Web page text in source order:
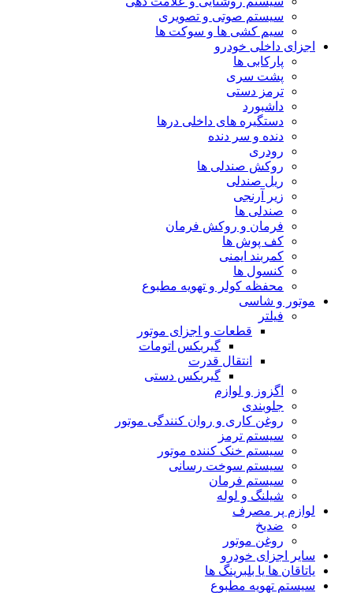
سیستم صوتی و تصویری
سیم کشی ها و سوکت ها
اجزای داخلی خودرو
پارکابی ها
پشت سری
ترمز دستی
داشبورد
دستگیره های داخلی درها
دنده و سر دنده
رودری
روکش صندلی ها
ریل صندلی
زیر آرنجی
صندلی ها
فرمان و روکش فرمان
کف پوش ها
کمربند ایمنی
کنسول ها
محفظه کولر و تهویه مطبوع
موتور و شاسی
فیلتر
قطعات و اجزای موتور
گیربکس اتومات
انتقال قدرت
گیربکس دستی
اگزوز و لوازم
جلوبندی
روغن کاری و روان کنندگی موتور
سیستم ترمز
سیستم خنک کننده موتور
سیستم سوخت رسانی
سیستم فرمان
شیلنگ و لوله
لوازم پر مصرف
ضدیخ
روغن موتور
سایر اجزای خودرو
یاتاقان ها یا بلبرینگ ها
سیستم تهویه مطبوع